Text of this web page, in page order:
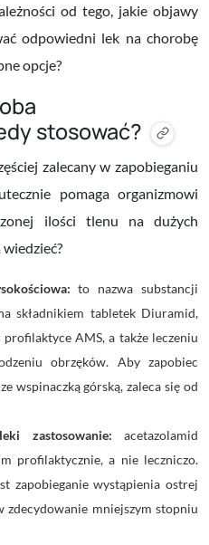
od tego, jakie objawy
odpowiedni lek na chorobę
opcje?
stosować?
zalecany w zapobieganiu
pomaga organizmowi
ilości tlenu na dużych
to nazwa substancji
składnikiem tabletek Diuramid,
AMS, a także leczeniu
obrzęków. Aby zapobiec
wspinaczką górską, zaleca się od
zastosowanie: acetazolamid
profilaktycznie, a nie leczniczo.
zapobieganie wystąpienia ostrej
zdecydowanie mniejszym stopniu